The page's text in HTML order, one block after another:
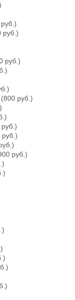
руб.)
руб.)
(800 руб.)
руб.)
руб.)